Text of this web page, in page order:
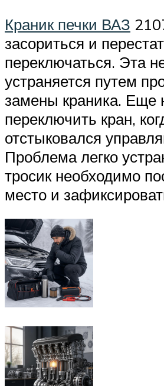
Краник печки ВАЗ
засориться и
переключаться. Эта
устраняется путем
замены краника. Еще
переключить кран,
отстыковался
Проблема легко
тросик необходимо
место и